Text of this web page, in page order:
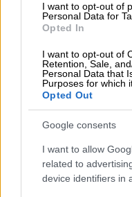
I want to opt-out of
Personal Data for
Opted In
I want to opt-out of
Retention, Sale,
Personal Data that
Purposes for which
Opted Out
Google consents
I want to allow
related to
device identifiers in
ότι δεν
αποδιδόμενων με
παραλείψεων και
απάλλαξε πλήρως
Σχεδόν πριν
υπουργοί
Η εισαγγελέας
αυτό και τελικά
από τις εννέα
αποδίδονταν